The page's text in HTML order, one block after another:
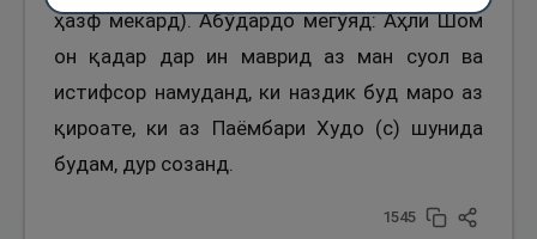
ҳазф мекард). Абӯдардо мегӯяд: Аҳли Шом
он қадар дар ин маврид аз ман суол ва
истифсор намуданд, ки наздик буд маро аз
қироате, ки аз Паёмбари Худо (с) шунида
будам, дур созанд.
1545